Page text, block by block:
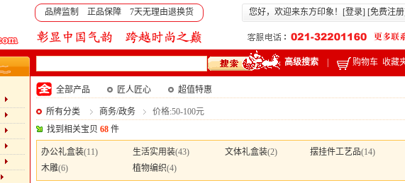
品牌监制 正品保障 7天无理由退换货 您好，欢迎来东方印象！[登录] [免费注册
高级搜索 购物车 收藏
全部产品 匠人匠心 超值特惠
所有分类 商务/政务
价格:50-100元
找到相关宝贝 68 件
办公礼盒装(11) 生活实用装(43) 文体礼盒装(2) 摆挂件工艺品(14)
木雕(6) 植物编织(4)